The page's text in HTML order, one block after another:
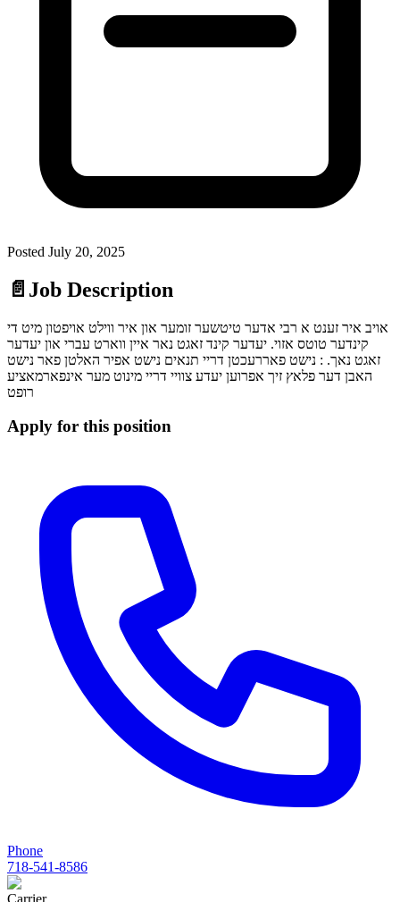
Posted July 20, 2025
📄 Job Description
אויב איר זענט א רבי אדער טיטשער זומער און איר ווילט אויפטון מיט די
קינדער טוטס אזוי. יעדער קינד זאגט נאר איין ווארט עברי און יעדער
זאגט נאך. : נישט פאררעכטן דריי תנאים נישט אפיר האלטן פאר נישט
האבן דער פלאץ זיך אפרוען יעדע צוויי דריי מינוט מער אינפארמאציע
רופט
Apply for this position
Phone
718-541-8586